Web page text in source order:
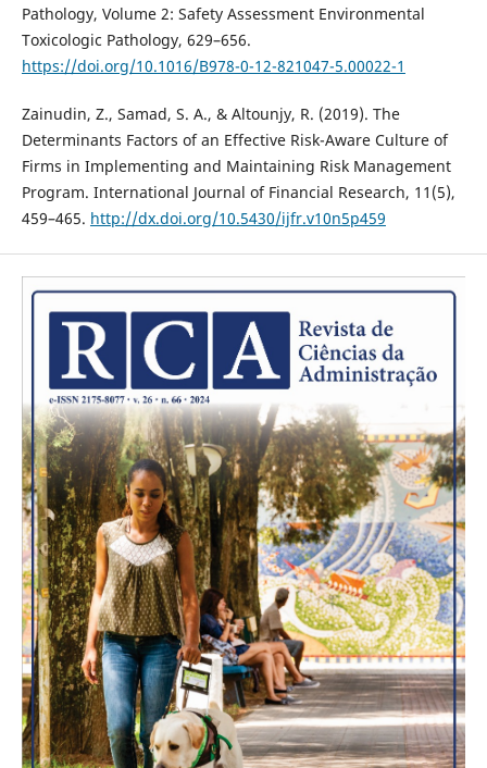
Pathology, Volume 2: Safety Assessment Environmental
Toxicologic Pathology, 629–656.
https://doi.org/10.1016/B978-0-12-821047-5.00022-1
Zainudin, Z., Samad, S. A., & Altounjy, R. (2019). The
Determinants Factors of an Effective Risk-Aware Culture of
Firms in Implementing and Maintaining Risk Management
Program. International Journal of Financial Research, 11(5),
459–465. http://dx.doi.org/10.5430/ijfr.v10n5p459